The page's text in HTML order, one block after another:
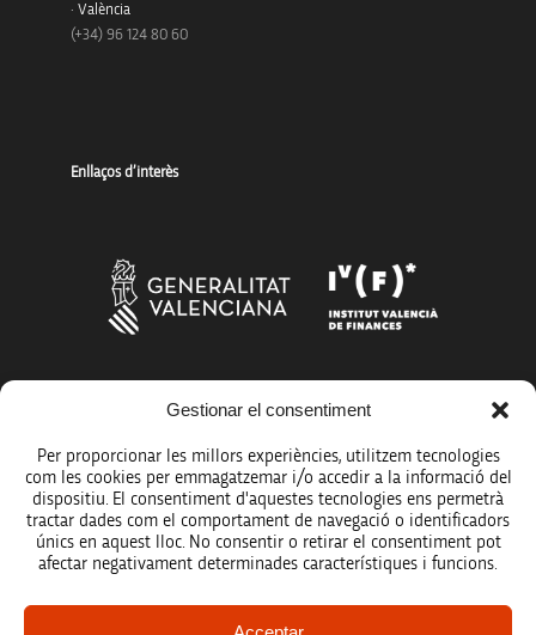
Gestionar el consentiment
Per proporcionar les millors experiències, utilitzem tecnologies
com les cookies per emmagatzemar i/o accedir a la informació del
dispositiu. El consentiment d'aquestes tecnologies ens permetrà
tractar dades com el comportament de navegació o identificadors
únics en aquest lloc. No consentir o retirar el consentiment pot
afectar negativament determinades característiques i funcions.
· València
(+34) 96 124 80 60
Enllaços d’interès
Més organismes de suport a la innovació
Avís legal